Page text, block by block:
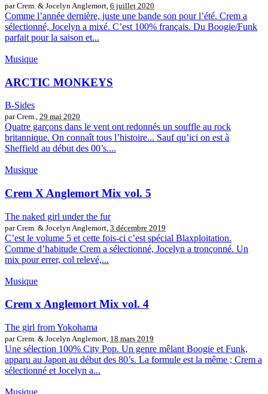
par Crem. & Jocelyn Anglemort, 6 juillet 2020
Comme l’année dernière, juste une bande son pour l’été. Crem a
sélectionné, Jocelyn a mixé. C’est 100% français. Du Boogie/Funk
parfait pour la saison et...
Musique
ARCTIC MONKEYS
B-Sides
par Crem., 29 mai 2020
Quatre garçons dans le vent ont redonnés un souffle au rock
britannique. On connaît tous l’histoire... Sauf qu’ici on est à
Sheffield au début des 00’s....
Musique
Crem X Anglemort Mix vol. 5
The naked girl under the fur
par Crem. & Jocelyn Anglemort, 3 décembre 2019
C’est le volume 5 et cette fois-ci c’est spécial Blaxploitation.
Comme d’habitude Crem a sélectionné, Jocelyn a tronçonné. Un
mix pour errer, col relevé,...
Musique
Crem x Anglemort Mix vol. 4
The girl from Yokohama
par Crem. & Jocelyn Anglemort, 18 mars 2019
Une sélection 100% City Pop. Un genre mêlant Boogie et Funk,
apparu au Japon au début des 80’s. La formule est la même ; Crem a
sélectionné et Jocelyn a...